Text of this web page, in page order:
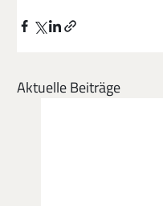
Aktuelle Beiträge